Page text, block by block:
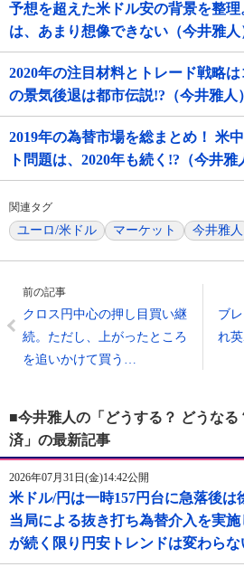
予想を超えた米ドル安の背景を整
は、あまり想像できない（今井雅人
2020年の注目材料とトレード戦略
の景気後退は都市伝説!?（今井雅人）
2019年の為替市場を総まとめ！ 米
ト問題は、2020年も続く!?（今井雅
関連タグ
ユーロ/米ドル マーケット 今井雅人
前の記事
クロス円中心の押し目買い継
続。ただし、上がったところ
を追いかけて買う…
ブ
れ
■今井雅人の「どうする？ どうなる
済」の最新記事
2026年07月31日(金)14:42公開
米ドル/円は一時157円台に急落後は
当局による抜き打ち為替介入を実
が続く限り円安トレンドは変わらな